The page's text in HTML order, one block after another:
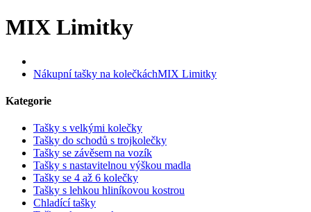
MIX Limitky
Nákupní tašky na kolečkáchMIX Limitky
Kategorie
Tašky s velkými kolečky
Tašky do schodů s trojkolečky
Tašky se závěsem na vozík
Tašky s nastavitelnou výškou madla
Tašky se 4 až 6 kolečky
Tašky s lehkou hliníkovou kostrou
Chladící tašky